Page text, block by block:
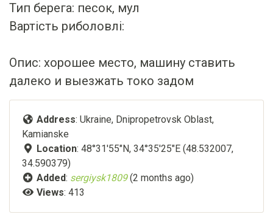
Тип берега: песок, мул
Вартість риболовлі:
Опис: хорошее место, машину ставить
далеко и выезжать токо задом
Address: Ukraine, Dnipropetrovsk Oblast,
Kamianske
Location: 48°31'55"N, 34°35'25"E (48.532007,
34.590379)
Added: sergiysk1809 (2 months ago)
Views: 413